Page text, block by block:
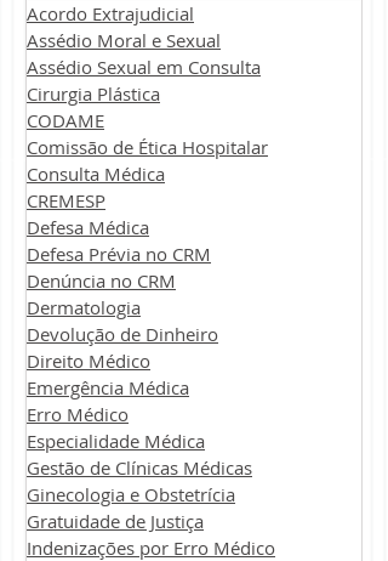
Acordo Extrajudicial
Assédio Moral e Sexual
Assédio Sexual em Consulta
Cirurgia Plástica
CODAME
Comissão de Ética Hospitalar
Consulta Médica
CREMESP
Defesa Médica
Defesa Prévia no CRM
Denúncia no CRM
Dermatologia
Devolução de Dinheiro
Direito Médico
Emergência Médica
Erro Médico
Especialidade Médica
Gestão de Clínicas Médicas
Ginecologia e Obstetrícia
Gratuidade de Justiça
Indenizações por Erro Médico